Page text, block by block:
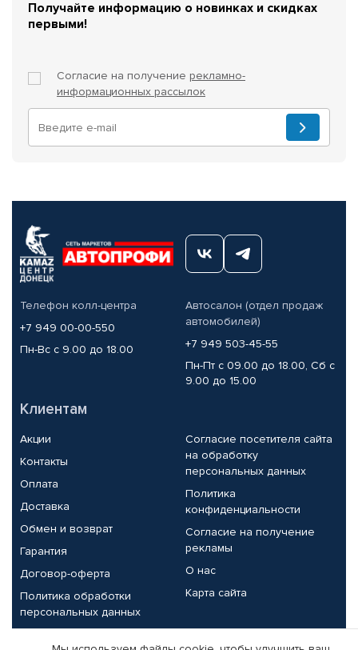
Получайте информацию о новинках и скидках
первыми!
Согласие на получение рекламно-
информационных рассылок
Телефон колл-центра
+7 949 00-00-550
Пн-Вс с 9.00 до 18.00
Автосалон (отдел продаж
автомобилей)
+7 949 503-45-55
Пн-Пт с 09.00 до 18.00, Сб с
9.00 до 15.00
Клиентам
Акции
Контакты
Оплата
Доставка
Обмен и возврат
Гарантия
Договор-оферта
Политика обработки
персональных данных
Согласие посетителя сайта
на обработку
персональных данных
Политика
конфиденциальности
Согласие на получение
рекламы
О нас
Карта сайта